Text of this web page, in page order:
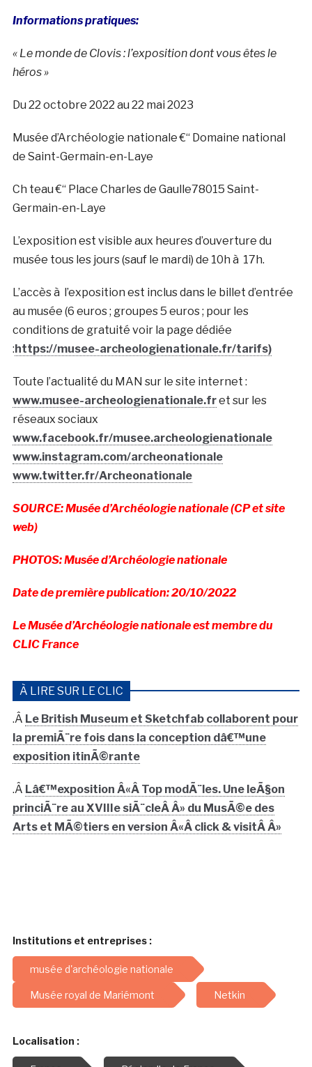
Informations pratiques:
« Le monde de Clovis : l’exposition dont vous êtes le
héros »
Du 22 octobre 2022 au 22 mai 2023
Musée d’Archéologie nationale €“ Domaine national
de Saint-Germain-en-Laye
Ch teau €“ Place Charles de Gaulle78015 Saint-
Germain-en-Laye
L’exposition est visible aux heures d’ouverture du
musée tous les jours (sauf le mardi) de 10h à 17h.
L’accès à l’exposition est inclus dans le billet d’entrée
au musée (6 euros ; groupes 5 euros ; pour les
conditions de gratuité voir la page dédiée
: https://musee-archeologienationale.fr/tarifs)
Toute l’actualité du MAN sur le site internet :
www.musee-archeologienationale.fret sur les
réseaux sociaux
www.facebook.fr/musee.archeologienationale
www.instagram.com/archeonationale
www.twitter.fr/Archeonationale
SOURCE: Musée d’Archéologie nationale (CP et site
web)
PHOTOS: Musée d’Archéologie nationale
Date de première publication: 20/10/2022
Le Musée d’Archéologie nationale est membre du
CLIC France
À LIRE SUR LE CLIC
.Â Le British Museum et Sketchfab collaborent pour
la premiÃ¨re fois dans la conception dâ€™une
exposition itinÃ©rante
.Â Lâ€™exposition Â«Â Top modÃ¨les. Une leÃ§on
princiÃ¨re au XVIIIe siÃ¨cleÂ Â» du MusÃ©e des
Arts et MÃ©tiers en version Â«Â click & visitÂ Â»
Institutions et entreprises :
musée d'archéologie nationale
Musée royal de Mariémont Netkin
Localisation :